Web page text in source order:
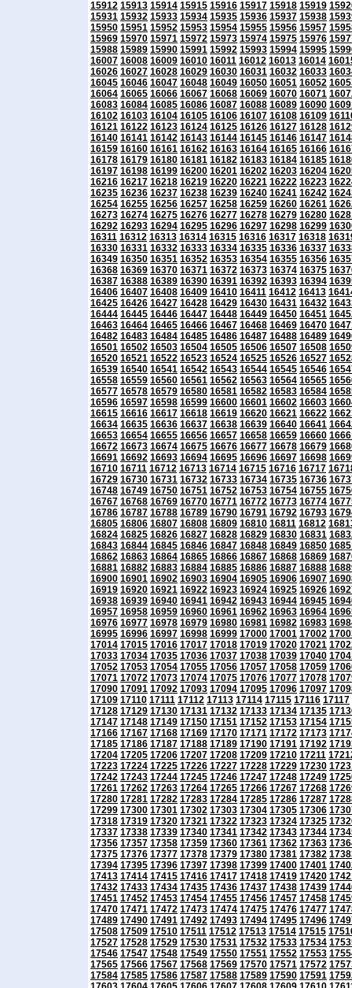
15912 15913 15914 15915 15916 15917 15918 15919
15931 15932 15933 15934 15935 15936 15937 15938
15950 15951 15952 15953 15954 15955 15956 15957
15969 15970 15971 15972 15973 15974 15975 15976
15988 15989 15990 15991 15992 15993 15994 15995
16007 16008 16009 16010 16011 16012 16013 16014
16026 16027 16028 16029 16030 16031 16032 16033
16045 16046 16047 16048 16049 16050 16051 16052
16064 16065 16066 16067 16068 16069 16070 16071
16083 16084 16085 16086 16087 16088 16089 16090
16102 16103 16104 16105 16106 16107 16108 16109
16121 16122 16123 16124 16125 16126 16127 16128
16140 16141 16142 16143 16144 16145 16146 16147
16159 16160 16161 16162 16163 16164 16165 16166
16178 16179 16180 16181 16182 16183 16184 16185
16197 16198 16199 16200 16201 16202 16203 16204
16216 16217 16218 16219 16220 16221 16222 16223
16235 16236 16237 16238 16239 16240 16241 16242
16254 16255 16256 16257 16258 16259 16260 16261
16273 16274 16275 16276 16277 16278 16279 16280
16292 16293 16294 16295 16296 16297 16298 16299
16311 16312 16313 16314 16315 16316 16317 16318
16330 16331 16332 16333 16334 16335 16336 16337
16349 16350 16351 16352 16353 16354 16355 16356
16368 16369 16370 16371 16372 16373 16374 16375
16387 16388 16389 16390 16391 16392 16393 16394
16406 16407 16408 16409 16410 16411 16412 16413
16425 16426 16427 16428 16429 16430 16431 16432
16444 16445 16446 16447 16448 16449 16450 16451
16463 16464 16465 16466 16467 16468 16469 16470
16482 16483 16484 16485 16486 16487 16488 16489
16501 16502 16503 16504 16505 16506 16507 16508
16520 16521 16522 16523 16524 16525 16526 16527
16539 16540 16541 16542 16543 16544 16545 16546
16558 16559 16560 16561 16562 16563 16564 16565
16577 16578 16579 16580 16581 16582 16583 16584
16596 16597 16598 16599 16600 16601 16602 16603
16615 16616 16617 16618 16619 16620 16621 16622
16634 16635 16636 16637 16638 16639 16640 16641
16653 16654 16655 16656 16657 16658 16659 16660
16672 16673 16674 16675 16676 16677 16678 16679
16691 16692 16693 16694 16695 16696 16697 16698
16710 16711 16712 16713 16714 16715 16716 16717
16729 16730 16731 16732 16733 16734 16735 16736
16748 16749 16750 16751 16752 16753 16754 16755
16767 16768 16769 16770 16771 16772 16773 16774
16786 16787 16788 16789 16790 16791 16792 16793
16805 16806 16807 16808 16809 16810 16811 16812
16824 16825 16826 16827 16828 16829 16830 16831
16843 16844 16845 16846 16847 16848 16849 16850
16862 16863 16864 16865 16866 16867 16868 16869
16881 16882 16883 16884 16885 16886 16887 16888
16900 16901 16902 16903 16904 16905 16906 16907
16919 16920 16921 16922 16923 16924 16925 16926
16938 16939 16940 16941 16942 16943 16944 16945
16957 16958 16959 16960 16961 16962 16963 16964
16976 16977 16978 16979 16980 16981 16982 16983
16995 16996 16997 16998 16999 17000 17001 17002
17014 17015 17016 17017 17018 17019 17020 17021
17033 17034 17035 17036 17037 17038 17039 17040
17052 17053 17054 17055 17056 17057 17058 17059
17071 17072 17073 17074 17075 17076 17077 17078
17090 17091 17092 17093 17094 17095 17096 17097
17109 17110 17111 17112 17113 17114 17115 17116 17117
17128 17129 17130 17131 17132 17133 17134 17135
17147 17148 17149 17150 17151 17152 17153 17154
17166 17167 17168 17169 17170 17171 17172 17173
17185 17186 17187 17188 17189 17190 17191 17192
17204 17205 17206 17207 17208 17209 17210 17211
17223 17224 17225 17226 17227 17228 17229 17230
17242 17243 17244 17245 17246 17247 17248 17249
17261 17262 17263 17264 17265 17266 17267 17268
17280 17281 17282 17283 17284 17285 17286 17287
17299 17300 17301 17302 17303 17304 17305 17306
17318 17319 17320 17321 17322 17323 17324 17325
17337 17338 17339 17340 17341 17342 17343 17344
17356 17357 17358 17359 17360 17361 17362 17363
17375 17376 17377 17378 17379 17380 17381 17382
17394 17395 17396 17397 17398 17399 17400 17401
17413 17414 17415 17416 17417 17418 17419 17420
17432 17433 17434 17435 17436 17437 17438 17439
17451 17452 17453 17454 17455 17456 17457 17458
17470 17471 17472 17473 17474 17475 17476 17477
17489 17490 17491 17492 17493 17494 17495 17496
17508 17509 17510 17511 17512 17513 17514 17515
17527 17528 17529 17530 17531 17532 17533 17534
17546 17547 17548 17549 17550 17551 17552 17553
17565 17566 17567 17568 17569 17570 17571 17572
17584 17585 17586 17587 17588 17589 17590 17591